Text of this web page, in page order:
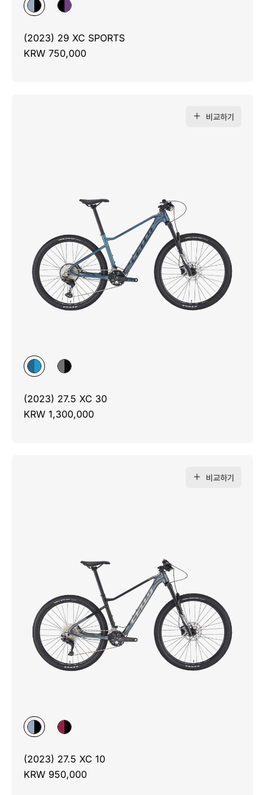
(2023) 29 XC SPORTS
KRW 750,000
비교하기
(2023) 27.5 XC 30
KRW 1,300,000
비교하기
(2023) 27.5 XC 10
KRW 950,000